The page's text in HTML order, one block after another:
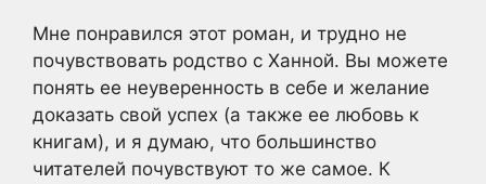
Мне понравился этот роман, и трудно не
почувствовать родство с Ханной. Вы можете
понять ее неуверенность в себе и желание
доказать свой успех (а также ее любовь к
книгам), и я думаю, что большинство
читателей почувствуют то же самое. К